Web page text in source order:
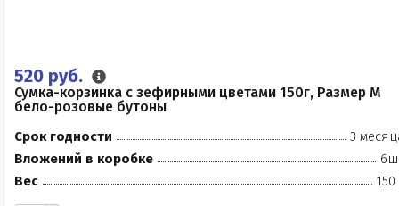
520 руб.
Сумка-корзинка с зефирными цветами 150г, Размер М
бело-розовые бутоны
Срок годности
3
Вложений в коробке
Вес
150